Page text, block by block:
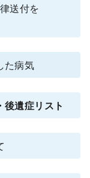
送付を
た病気
後遺症リスト